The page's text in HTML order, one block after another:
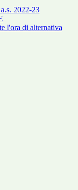
2022-23
l'ora di alternativa